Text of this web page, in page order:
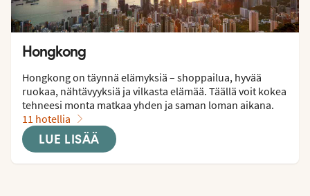
Hongkong
Hongkong on täynnä elämyksiä – shoppailua, hyvää
ruokaa, nähtävyyksiä ja vilkasta elämää. Täällä voit kokea
tehneesi monta matkaa yhden ja saman loman aikana.
11 hotellia
LUE LISÄÄ